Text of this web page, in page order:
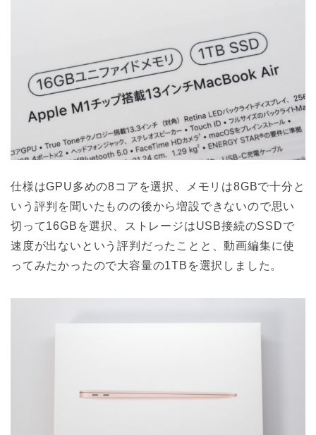
仕様はGPU多めの8コアを選択、メモリは8GBで十分と
いう評判を聞いたものの後から増設できないので思い
切って16GBを選択、ストレージはUSB接続のSSDで
速度が出ないという評判だったことと、動画編集に使
ってみたかったので大容量の1TBを選択しました。